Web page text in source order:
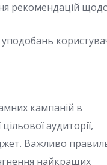
рекомендацій
кампаній в
аудиторії,
Важливо
найкращих